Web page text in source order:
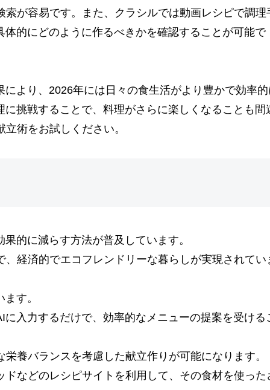
が容易です。また、クラシルでは動画レシピで調理
的にどのように作るべきかを確認することが可能で
より、2026年には日々の食生活がより豊かで効率
挑戦することで、料理がさらに楽しくなることも間
術をお試しください。
的に減らす方法が普及しています。
経済的でエコフレンドリーな暮らしが実現されてい
す。
入力するだけで、効率的なメニューの提案を受ける
養バランスを考慮した献立作りが可能になります。
などのレシピサイトを利用して、その食材を使った